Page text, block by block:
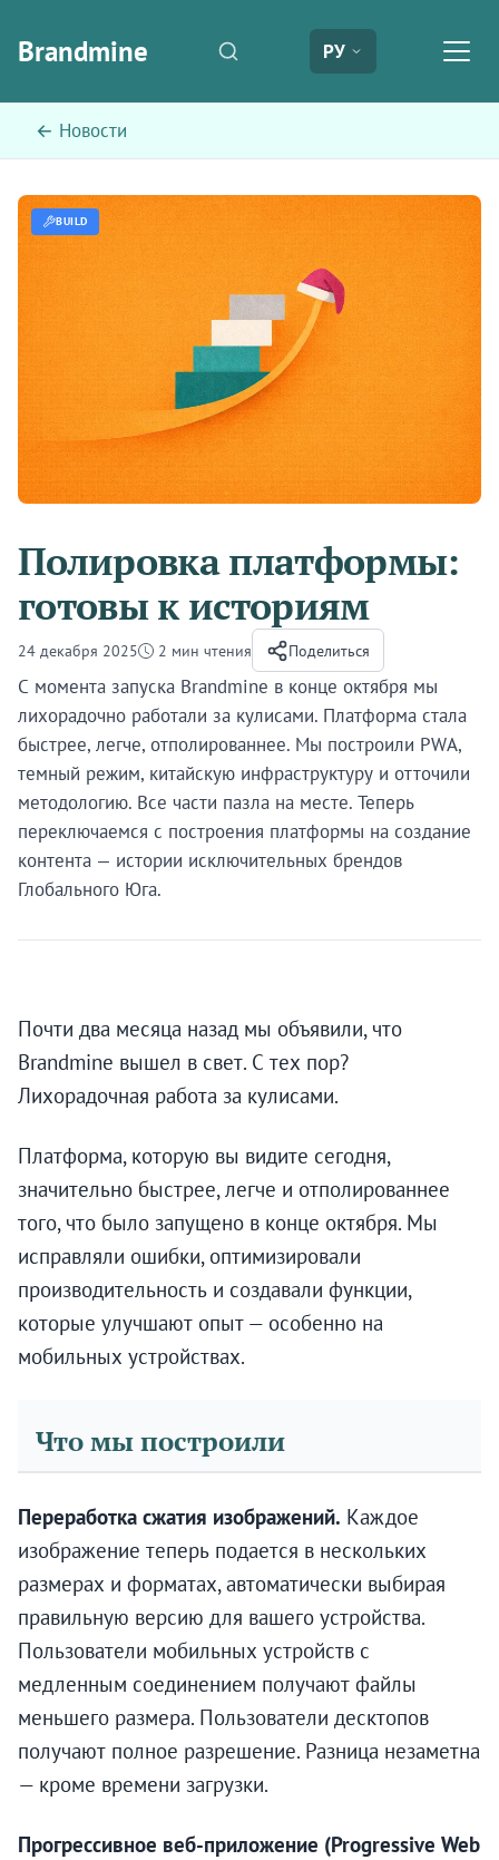
Brandmine РУ
← Новости
BUILD
Полировка платформы:
готовы к историям
24 декабря 2025 2 мин чтения Поделиться
С момента запуска Brandmine в конце октября мы
лихорадочно работали за кулисами. Платформа стала
быстрее, легче, отполированнее. Мы построили PWA,
темный режим, китайскую инфраструктуру и отточили
методологию. Все части пазла на месте. Теперь
переключаемся с построения платформы на создание
контента — истории исключительных брендов
Глобального Юга.
Почти два месяца назад мы объявили, что
Brandmine вышел в свет. С тех пор?
Лихорадочная работа за кулисами.
Платформа, которую вы видите сегодня,
значительно быстрее, легче и отполированнее
того, что было запущено в конце октября. Мы
исправляли ошибки, оптимизировали
производительность и создавали функции,
которые улучшают опыт — особенно на
мобильных устройствах.
Что мы построили
Переработка сжатия изображений. Каждое
изображение теперь подается в нескольких
размерах и форматах, автоматически выбирая
правильную версию для вашего устройства.
Пользователи мобильных устройств с
медленным соединением получают файлы
меньшего размера. Пользователи десктопов
получают полное разрешение. Разница незаметна
— кроме времени загрузки.
Прогрессивное веб-приложение (Progressive Web